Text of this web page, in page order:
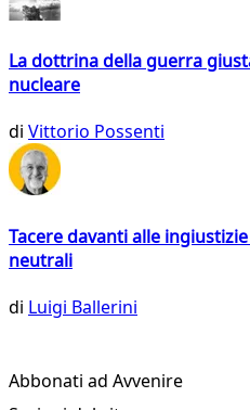
La dottrina della guerra
nucleare
di Vittorio Possenti
Tacere davanti alle
neutrali
di Luigi Ballerini
Abbonati ad Avvenire